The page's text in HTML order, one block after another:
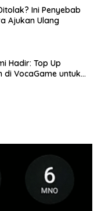
Ini Penyebab
Ajukan Ulang
Hadir: Top Up
di VocaGame untuk